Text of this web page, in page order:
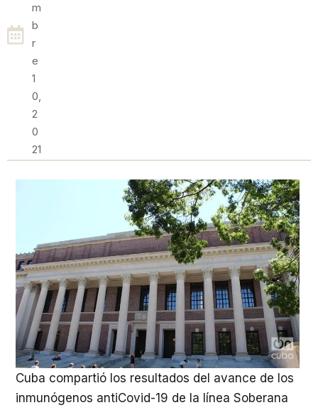
M
B
R
E
1
0,
2
0
21
Cuba compartió los resultados del avance de los
inmunógenos antiCovid-19 de la línea Soberana